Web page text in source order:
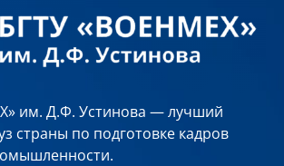
им. Д.Ф. Устинова — лучший
страны по подготовке кадров